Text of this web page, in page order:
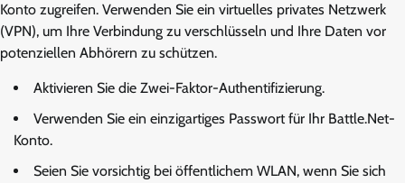
Konto zugreifen. Verwenden Sie ein virtuelles privates Netzwerk
(VPN), um Ihre Verbindung zu verschlüsseln und Ihre Daten vor
potenziellen Abhörern zu schützen.
Aktivieren Sie die Zwei-Faktor-Authentifizierung.
Verwenden Sie ein einzigartiges Passwort für Ihr Battle.Net-
Konto.
Seien Sie vorsichtig bei öffentlichem WLAN, wenn Sie sich